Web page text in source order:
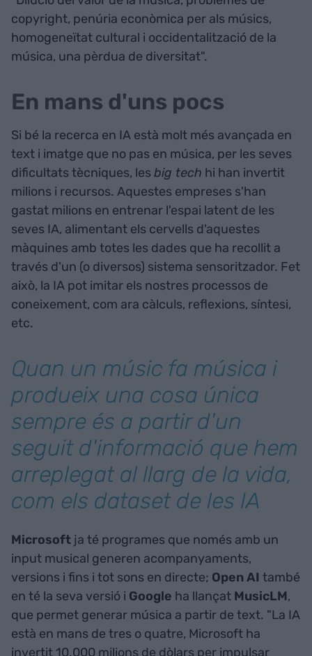
copyright, penúria econòmica per als músics,
homogeneïtat cultural i occidentalització de la
música, una pèrdua de diversitat".
En mans d'uns pocs
Si bé la recerca en IA està molt més avançada en
text i imatge que no pas en música, per les seves
dificultats tècniques, lesbig tech hi han invertit
milions i recursos. Aquestes empreses s'han
gastat milions en entrenar l'espai latent de les
seves IA, alimentant els cervells d'aquestes
màquines amb totes les dades que ha recollit a
través d'un (o diversos) sistema sensoritzador. Fet
això, la IA pot imitar els nostres processos de
coneixement, com ara càlculs, reflexions, síntesi,
etc.
Quan un músic fa música i
produeix una cosa única
sempre és a partir d'un
seguit d'informació que hem
arreplegat al llarg de la vida,
com els dataset de les IA
Microsoft ja té programes que només amb un
input musical generen acompanyaments,
versions i fins i tot sons en directe; Open AI també
en té la seva versió i Google ha llançat MusicLM,
que permet generar música a partir de text. "La IA
està en mans de tres o quatre, Microsoft ha
invertit 10.000 milions de dòlars per impulsar